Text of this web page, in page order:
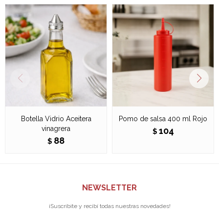
Botella Vidrio Aceitera
vinagrera
$ 88
Pomo de salsa 400 ml Rojo
$ 104
NEWSLETTER
¡Suscribite y recibí todas nuestras novedades!